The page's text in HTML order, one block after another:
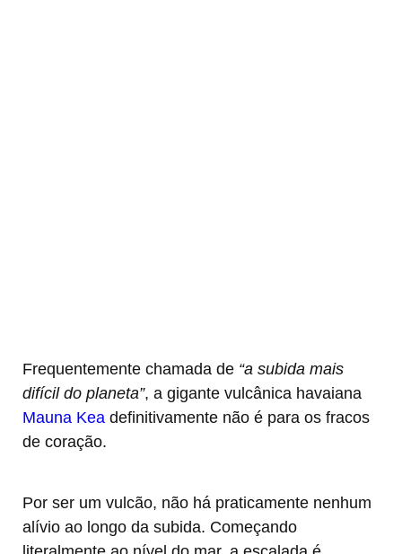
Frequentemente chamada de “a subida mais
difícil do planeta”, a gigante vulcânica havaiana
Mauna Kea definitivamente não é para os fracos
de coração.
Por ser um vulcão, não há praticamente nenhum
alívio ao longo da subida. Começando